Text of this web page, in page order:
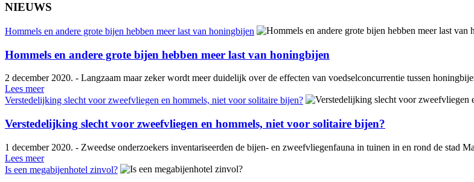
NIEUWS
Hommels en andere grote bijen hebben meer last van honingbijen
Hommels en andere grote bijen hebben meer last van honingbijen
2 december 2020. - Langzaam maar zeker wordt meer duidelijk over de effecten van voedselconcurrentie tussen
Lees meer
Verstedelijking slecht voor zweefvliegen en hommels, niet voor solitaire bijen?
Verstedelijking slecht voor zweefvliegen en hommels, niet voor solitaire bijen?
1 december 2020. - Zweedse onderzoekers inventariseerden de bijen- en zweefvliegenfauna in tuinen in en rond de stad
Lees meer
Is een megabijenhotel zinvol?